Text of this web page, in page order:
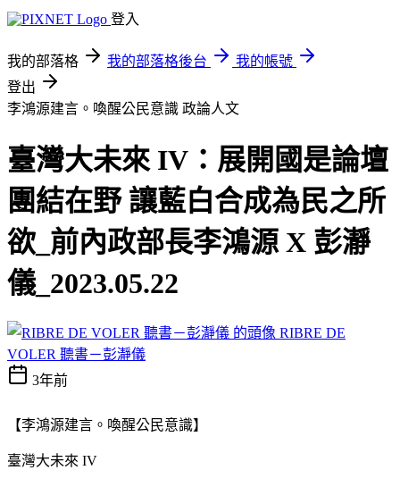
登入
我的部落格 我的部落格後台
我的帳號
登出
李鴻源建言。喚醒公民意識 政論人文
臺灣大未來 IV：展開國是論壇
團結在野 讓藍白合成為民之所
欲_前內政部長李鴻源 X 彭瀞
儀_2023.05.22
RIBRE DE
VOLER 聽書－彭瀞儀
3年前
【李鴻源建言。喚醒公民意識】
臺灣大未來 IV